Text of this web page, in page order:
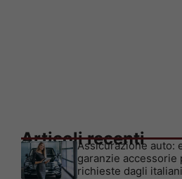
Articoli recenti
Assicurazione auto:
garanzie accessorie
richieste dagli italiani